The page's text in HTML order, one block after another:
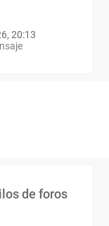
20:13
de foros